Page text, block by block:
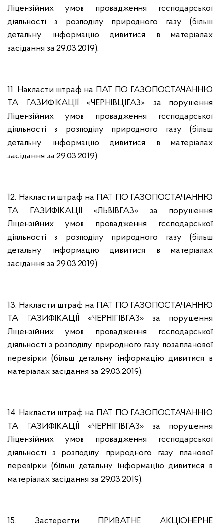
Ліцензійних умов провадження господарської
діяльності з розподілу природного газу (більш
детальну інформацію дивитися в матеріалах
засідання за 29.03.2019).
11. Накласти штраф на ПАТ ПО ГАЗОПОСТАЧАННЮ
ТА ГАЗИФІКАЦІЇ «ЧЕРНІВЦІГАЗ» за порушення
Ліцензійних умов провадження господарської
діяльності з розподілу природного газу (більш
детальну інформацію дивитися в матеріалах
засідання за 29.03.2019).
12. Накласти штраф на ПАТ ПО ГАЗОПОСТАЧАННЮ
ТА ГАЗИФІКАЦІЇ «ЛЬВІВГАЗ» за порушення
Ліцензійних умов провадження господарської
діяльності з розподілу природного газу (більш
детальну інформацію дивитися в матеріалах
засідання за 29.03.2019).
13. Накласти штраф на ПАТ ПО ГАЗОПОСТАЧАННЮ
ТА ГАЗИФІКАЦІЇ «ЧЕРНІГІВГАЗ» за порушення
Ліцензійних умов провадження господарської
діяльності з розподілу природного газу позапланової
перевірки (більш детальну інформацію дивитися в
матеріалах засідання за 29.03.2019).
14. Накласти штраф на ПАТ ПО ГАЗОПОСТАЧАННЮ
ТА ГАЗИФІКАЦІЇ «ЧЕРНІГІВГАЗ» за порушення
Ліцензійних умов провадження господарської
діяльності з розподілу природного газу планової
перевірки (більш детальну інформацію дивитися в
матеріалах засідання за 29.03.2019).
15. Застерегти ПРИВАТНЕ АКЦІОНЕРНЕ